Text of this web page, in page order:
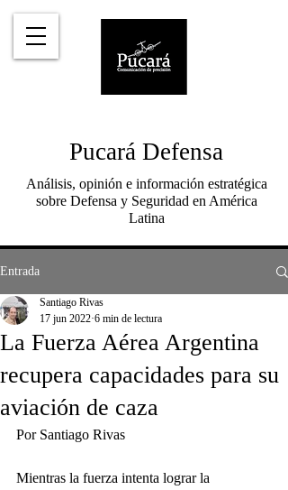
Pucará Defensa
Análisis, opinión e información estratégica
sobre Defensa y Seguridad en América
Latina
Entrada
La Fuerza Aérea Argentina
recupera capacidades para su
aviación de caza
Santiago Rivas
17 jun 2022 6 min de lectura
Por Santiago Rivas
Mientras la fuerza intenta lograr la